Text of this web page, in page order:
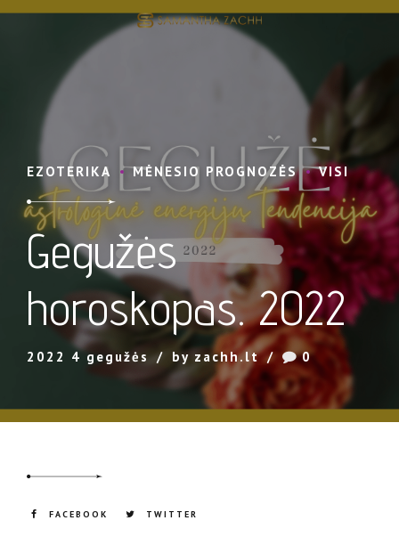
EZOTERIKA MĖNESIO PROGNOZĖS VISI
Gegužės
horoskopas. 2022
2022 4 gegužės by zachh.lt 0
FACEBOOK TWITTER